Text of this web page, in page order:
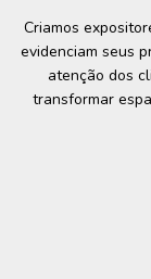
Criamos
evidenciam seus
atenção dos
transformar